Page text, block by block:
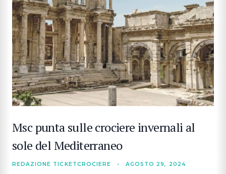
Msc punta sulle crociere invernali al
sole del Mediterraneo
REDAZIONE TICKETCROCIERE • AGOSTO 29, 2024